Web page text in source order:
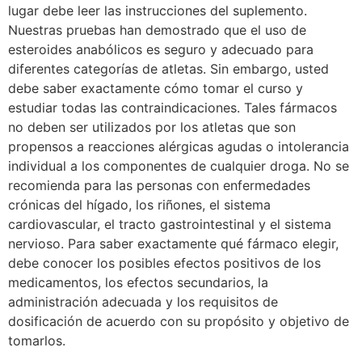
lugar debe leer las instrucciones del suplemento.
Nuestras pruebas han demostrado que el uso de
esteroides anabólicos es seguro y adecuado para
diferentes categorías de atletas. Sin embargo, usted
debe saber exactamente cómo tomar el curso y
estudiar todas las contraindicaciones. Tales fármacos
no deben ser utilizados por los atletas que son
propensos a reacciones alérgicas agudas o intolerancia
individual a los componentes de cualquier droga. No se
recomienda para las personas con enfermedades
crónicas del hígado, los riñones, el sistema
cardiovascular, el tracto gastrointestinal y el sistema
nervioso. Para saber exactamente qué fármaco elegir,
debe conocer los posibles efectos positivos de los
medicamentos, los efectos secundarios, la
administración adecuada y los requisitos de
dosificación de acuerdo con su propósito y objetivo de
tomarlos.